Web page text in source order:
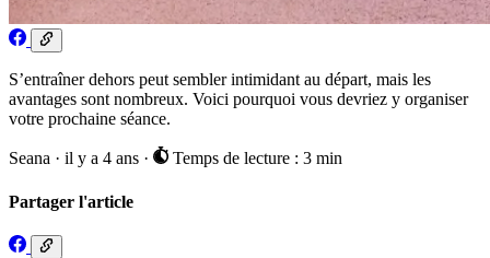
S’entraîner dehors peut sembler intimidant au départ, mais les
avantages sont nombreux. Voici pourquoi vous devriez y organiser
votre prochaine séance.
Seana · il y a 4 ans · Temps de lecture : 3 min
Partager l'article